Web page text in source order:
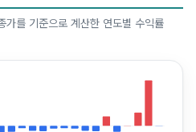
가를 기준으로 계산한 연도별 수익률